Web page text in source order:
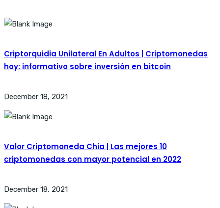
Criptorquidia Unilateral En Adultos | Criptomonedas
hoy: informativo sobre inversión en bitcoin
December 18, 2021
Valor Criptomoneda Chia | Las mejores 10
criptomonedas con mayor potencial en 2022
December 18, 2021